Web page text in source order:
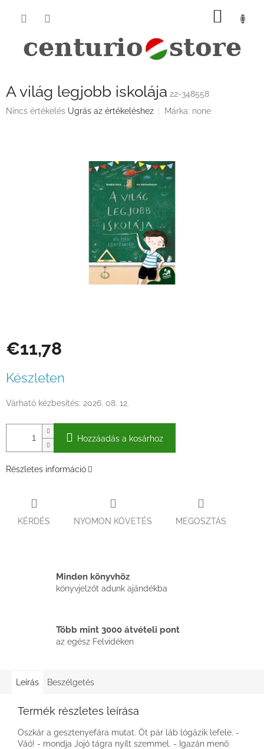
KOSÁR
A világ legjobb iskolája 22-348558
A
Nincs értékelés Ugrás az értékeléshez Márka: none
€11,78
Készleten
Várható kézbesítés: 2026. 08. 12.
Hozzáadás a kosárhoz
Részletes információ
KÉRDÉS NYOMON KÖVETÉS MEGOSZTÁS
Minden könyvhöz
könyvjelzőt adunk ajándékba
Több mint 3000 átvételi pont
az egész Felvidéken
Leírás Beszélgetés
Termék részletes leírása
Oszkár a gesztenyefára mutat. Öt pár láb lógázik lefele. -
Váó! - mondja Jojó tágra nyílt szemmel. - Igazán menő